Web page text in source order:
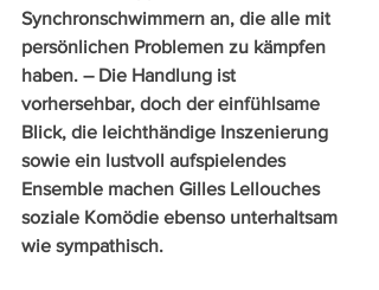
Synchronschwimmern an, die alle mit
persönlichen Problemen zu kämpfen
haben. – Die Handlung ist
vorhersehbar, doch der einfühlsame
Blick, die leichthändige Inszenierung
sowie ein lustvoll aufspielendes
Ensemble machen Gilles Lellouches
soziale Komödie ebenso unterhaltsam
wie sympathisch.